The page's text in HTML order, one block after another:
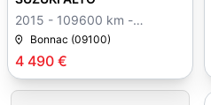
4 490 €
2015 - 109600 km -
Manuelle
Bonnac (09100)